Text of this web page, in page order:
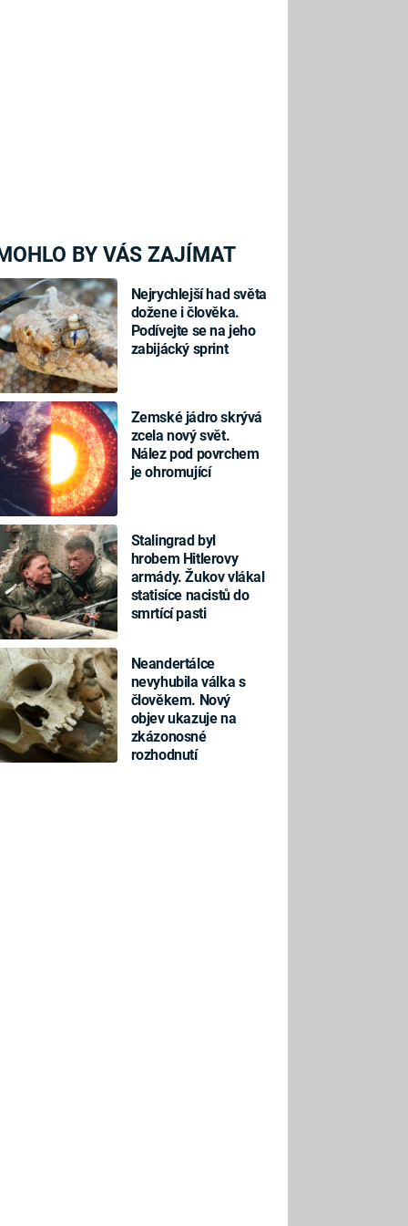
BY VÁS ZAJÍMAT
Nejrychlejší had světa
dožene i člověka.
Podívejte se na jeho
zabijácký sprint
Zemské jádro skrývá
zcela nový svět.
Nález pod povrchem
je ohromující
Stalingrad byl
hrobem Hitlerovy
armády. Žukov vlákal
statisíce nacistů do
smrtící pasti
Neandertálce
nevyhubila válka s
člověkem. Nový
objev ukazuje na
zkázonosné
rozhodnutí